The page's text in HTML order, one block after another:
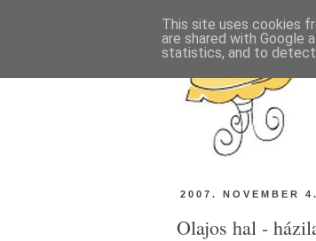
2007. NOVEMBER 4.
Olajos hal -
This site uses cookies
are shared with Google
statistics, and to detect